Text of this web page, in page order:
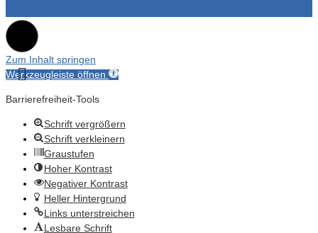
Zum Inhalt springen
Werkzeugleiste öffnen
Barrierefreiheit-Tools
Schrift vergrößern
Schrift verkleinern
Graustufen
Hoher Kontrast
Negativer Kontrast
Heller Hintergrund
Links unterstreichen
Lesbare Schrift